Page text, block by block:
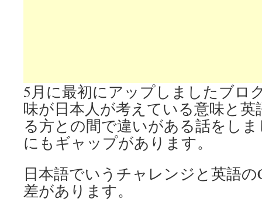
5月に最初にアップしましたブロ
味が日本人が考えている意味と
る方との間で違いがある話をし
にもギャップがあります。
日本語でいうチャレンジと英語の
差があります。